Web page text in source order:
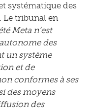
systématique des
Le tribunal en
Meta n’est
des
un système
et de
conformes à ses
des moyens
des